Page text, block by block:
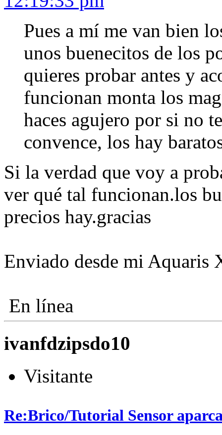
Pues a mí me van bien
unos buenecitos de los
quieres probar antes y
funcionan monta los
haces agujero por si no
convence, los hay
Si la verdad que voy a
ver qué tal funcionan.los
precios hay.gracias
Enviado desde mi Aquaris
En línea
ivanfdzipsdo10
Visitante
Re:Brico/Tutorial Sensor